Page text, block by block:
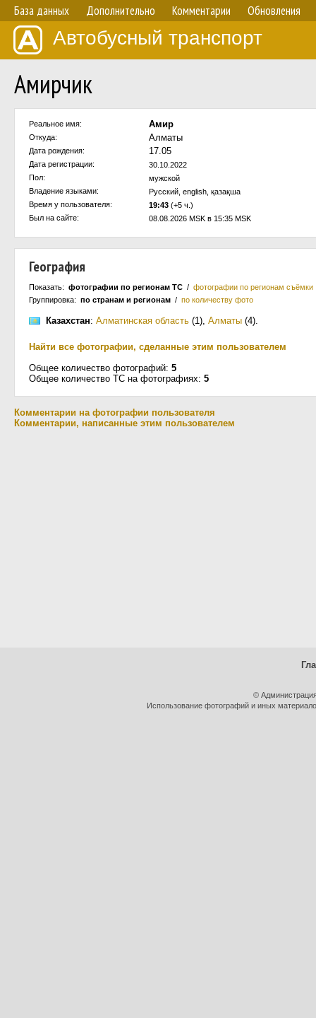
База данных Дополнительно Комментарии Обновления
Автобусный транспорт
Амирчик
Реальное имя: Амир
Откуда: Алматы
Дата рождения: 17.05
Дата регистрации:
30.10.2022
Пол:
мужской
Владение языками:
Русский, english, қазақша
Время у пользователя:
19:43 (+5 ч.)
Был на сайте:
08.08.2026 MSK в 15:35 MSK
География
Показать: фотографии по регионам ТС / фотографии по регионам съёмки
Группировка: по странам и регионам / по количеству фото
Казахстан: Алматинская область (1), Алматы (4).
Найти все фотографии, сделанные этим пользователем
Общее количество фотографий: 5
Общее количество ТС на фотографиях: 5
Комментарии на фотографии пользователя
Комментарии, написанные этим пользователем
©
Использование фотографий и иных